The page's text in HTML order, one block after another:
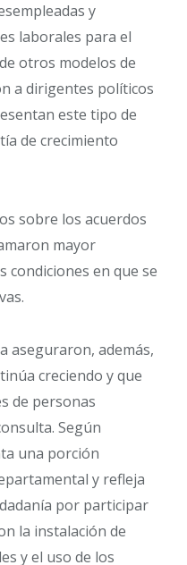
y
laborales para el
otros modelos de
a dirigentes políticos
este tipo de
de crecimiento
sobre los acuerdos
mayor
condiciones en que se
aseguraron, además,
creciendo y que
de personas
Según
una porción
y refleja
por participar
la instalación de
y el uso de los